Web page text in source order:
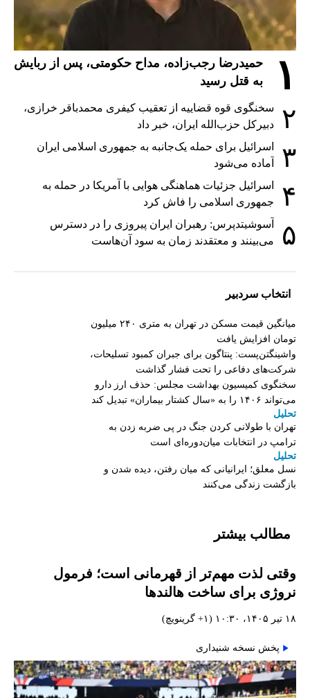
۱
حمیدرضا رجب‌زاده، مداح حکومتی، پس از ربایش
به قتل رسید
۲
سخنگوی قوه قضاییه از تعقیب کیفری محمدباقر خرازی،
دبیر‌کل حزب‌الله ایران، خبر داد
۳
اسرائیل برای حمله یک‌جانبه به جمهوری اسلامی ایران
آماده می‌شود
۴
اسرائیل جزئیات هماهنگی هوایی با آمریکا در حمله به
جمهوری اسلامی را فاش کرد
۵
آسوشیتدپرس: رهبران ایران پیروزی را در دسترس
می‌بینند و معتقدند زمان به سود آن‌هاست
انتخاب سردبیر
میانگین قیمت مسکن در تهران به متری ۲۴۰ میلیون
تومان افزایش یافت
واشینگتن‌پست: پنتاگون برای جبران کمبود تسلیحات،
شرکت‌های دفاعی را تحت فشار گذاشت
سخنگوی کمیسیون بهداشت مجلس: حذف ارز دارو
می‌تواند ۱۴۰۶ را به «سال کشتار بیماران» تبدیل کند
تحلیل
تهران با طولانی کردن جنگ در پی ضربه زدن به
ترامپ در انتخابات میان‌دوره‌ای است
تحلیل
نسل معلق؛ ایرانیانی که میان رفتن، دیده شدن و
بازگشت زندگی می‌کنند
مطالب بیشتر
وقتی لذت مهم‌تر از قهرمانی است؛ فرمول
نروژی برای ساخت هالندها
۱۸ تیر ۱۴۰۵، ۱۰:۳۰ (‎+۱ گرینویچ)
پخش نسخه شنیداری